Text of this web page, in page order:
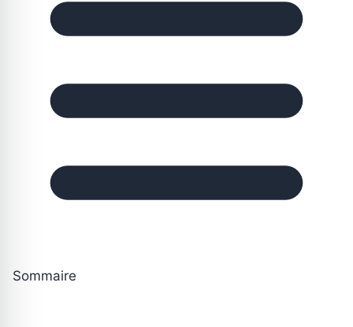
Sommaire